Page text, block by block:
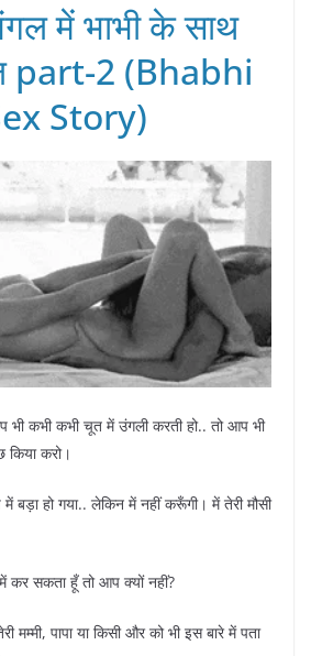
में भाभी के साथ
part-2 (Bhabhi
Story)
भी कभी कभी चूत में उंगली करती हो.. तो आप भी
करो।
बड़ा हो गया.. लेकिन में नहीं करूँगी। में तेरी मौसी
कर सकता हूँ तो आप क्यों नहीं?
मम्मी, पापा या किसी और को भी इस बारे में पता